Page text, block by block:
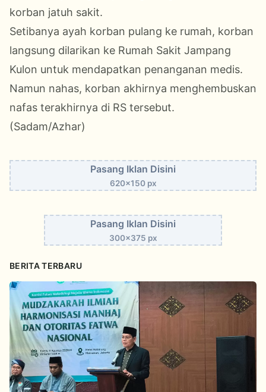
korban jatuh sakit.
Setibanya ayah korban pulang ke rumah, korban
langsung dilarikan ke Rumah Sakit Jampang
Kulon untuk mendapatkan penanganan medis.
Namun nahas, korban akhirnya menghembuskan
nafas terakhirnya di RS tersebut.
(Sadam/Azhar)
Pasang Iklan Disini
620x150 px
Pasang Iklan Disini
300x375 px
BERITA TERBARU